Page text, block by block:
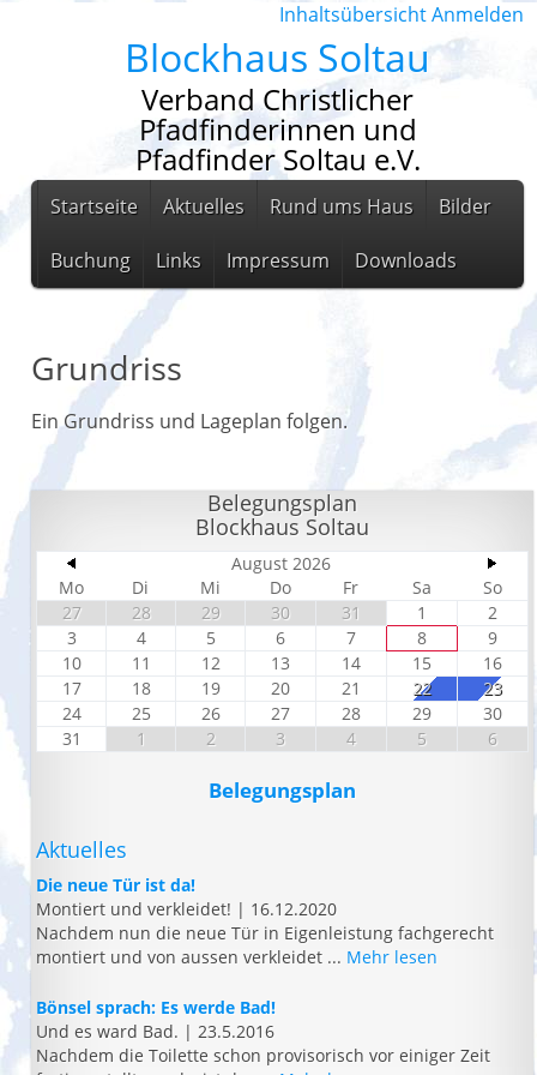
InhaltsübersichtAnmelden
Blockhaus Soltau
Verband Christlicher
Pfadfinderinnen und
Pfadfinder Soltau e.V.
Startseite Aktuelles Rund ums Haus Bilder
Buchung Links Impressum Downloads
Grundriss
Ein Grundriss und Lageplan folgen.
Belegungsplan
Blockhaus Soltau
August 2026
Mo
Di Mi Do Fr Sa
So
27
28 29 30 31 1
2
3
4 5 6 7 8
9
10
11 12 13 14 15
16
17
18 19 20 21 22
23
24
25 26 27 28 29
30
31
1 2 3 4 5 6
Belegungsplan
Aktuelles
Die neue Tür ist da!
Montiert und verkleidet! | 16.12.2020
Nachdem nun die neue Tür in Eigenleistung fachgerecht
montiert und von aussen verkleidet ... Mehr lesen
Bönsel sprach: Es werde Bad!
Und es ward Bad. | 23.5.2016
Nachdem die Toilette schon provisorisch vor einiger Zeit